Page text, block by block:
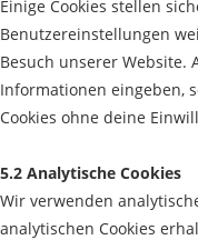
Einige Cookies stellen
Benutzereinstellungen
Besuch unserer Website.
Informationen eingeben,
Cookies ohne deine
5.2 Analytische Cookies
Wir verwenden
analytischen Cookies